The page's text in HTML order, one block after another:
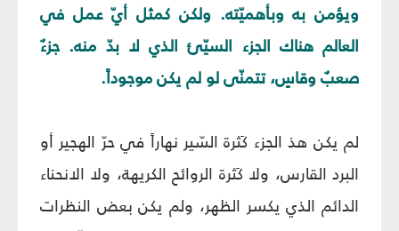
ويؤمن به وبأهميّته. ولكن كمثل أيّ عمل في
العالم هناك الجزء السيّئ الذي لا بدّ منه. جزءٌ
صعبٌ وقاسٍ، تتمنّى لو لم يكن موجوداً.
لم يكن هذ الجزء كَثرة السّير نهاراً في حرّ الهجير أو
البرد القارس، ولا كَثرة الروائح الكريهة، ولا الانحناء
الدائم الذي يكسر الظهر، ولم يكن بعض النظرات